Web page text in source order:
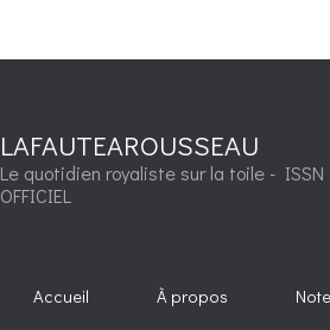
LAFAUTEAROUSSEAU
Le quotidien royaliste sur la toile -
OFFICIEL
Accueil À propos